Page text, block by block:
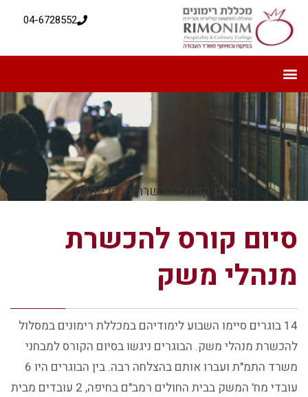
04-6728552
סיום קורס להכשרת מנהלי משק
סיום קורס להכשרת
מנהלי משק
14 בוגרים סיימו השבוע לימודיהם במכללת רימונים במסלול
להכשרת מנהלי משק. הבוגרים ניגשו בסיום הקורס למבחני
משרד התמ"ת ועברו אותם בהצלחה רבה. בין הבוגרים היו 6
עובדי מח' המשק בבית החולים רמב"ם בחיפה, 2 עובדים מבית